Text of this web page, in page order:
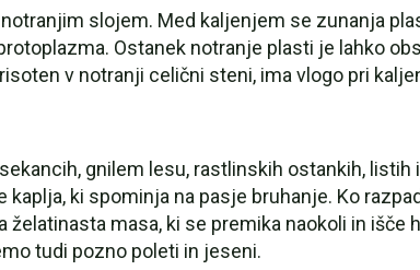
slojem. Med kaljenjem se zunanja
Ostanek notranje plasti je lahko
v notranji celični steni, ima vlogo pri
gnilem lesu, rastlinskih ostankih, listih
ki spominja na pasje bruhanje. Ko
masa, ki se premika naokoli in išče
tudi pozno poleti in jeseni.